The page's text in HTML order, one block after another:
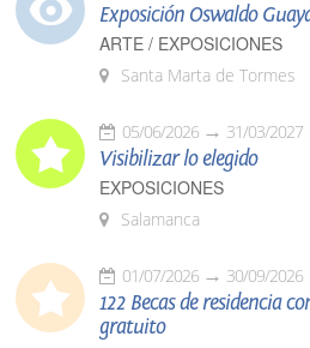
Exposición Oswaldo
ARTE / EXPOSICIONES
Santa Marta de Tormes
05/06/2026 31/03/2027
Visibilizar lo elegido
EXPOSICIONES
Salamanca
01/07/2026 30/09/2026
122 Becas de residencia
gratuito